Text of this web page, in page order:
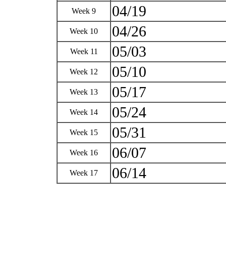
Week 9 04/19
Week 10 04/26
Week 11 05/03
Week 12 05/10
Week 13 05/17
Week 14 05/24
Week 15 05/31
Week 16 06/07
Week 17 06/14